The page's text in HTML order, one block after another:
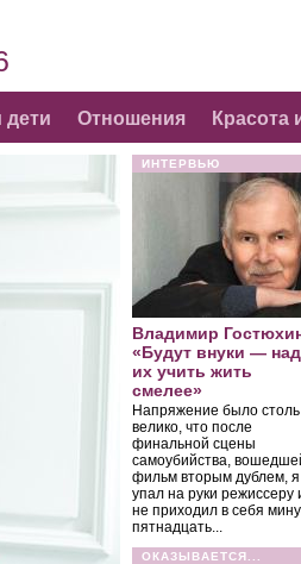
дети Отношения Красота
ИНТЕРВЬЮ
Владимир
«Будут внуки —
их учить жить
смелее»
Напряжение было столь
велико, что после
финальной сцены
самоубийства,
фильм вторым дублем, я
упал на руки режиссеру
не приходил в себя
пятнадцать...
ОКАЗЫВАЕТСЯ...